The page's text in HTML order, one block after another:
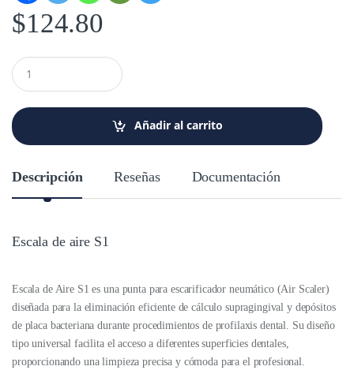
$124.80
C
a
i
d
Añadir al carrito
Descripción Reseñas Documentación
Escala de aire S1
Escala de Aire S1 es una punta para escarificador neumático (Air Scaler)
diseñada para la eliminación eficiente de cálculo supragingival y depósitos
de placa bacteriana durante procedimientos de profilaxis dental. Su diseño
tipo universal facilita el acceso a diferentes superficies dentales,
proporcionando una limpieza precisa y cómoda para el profesional.